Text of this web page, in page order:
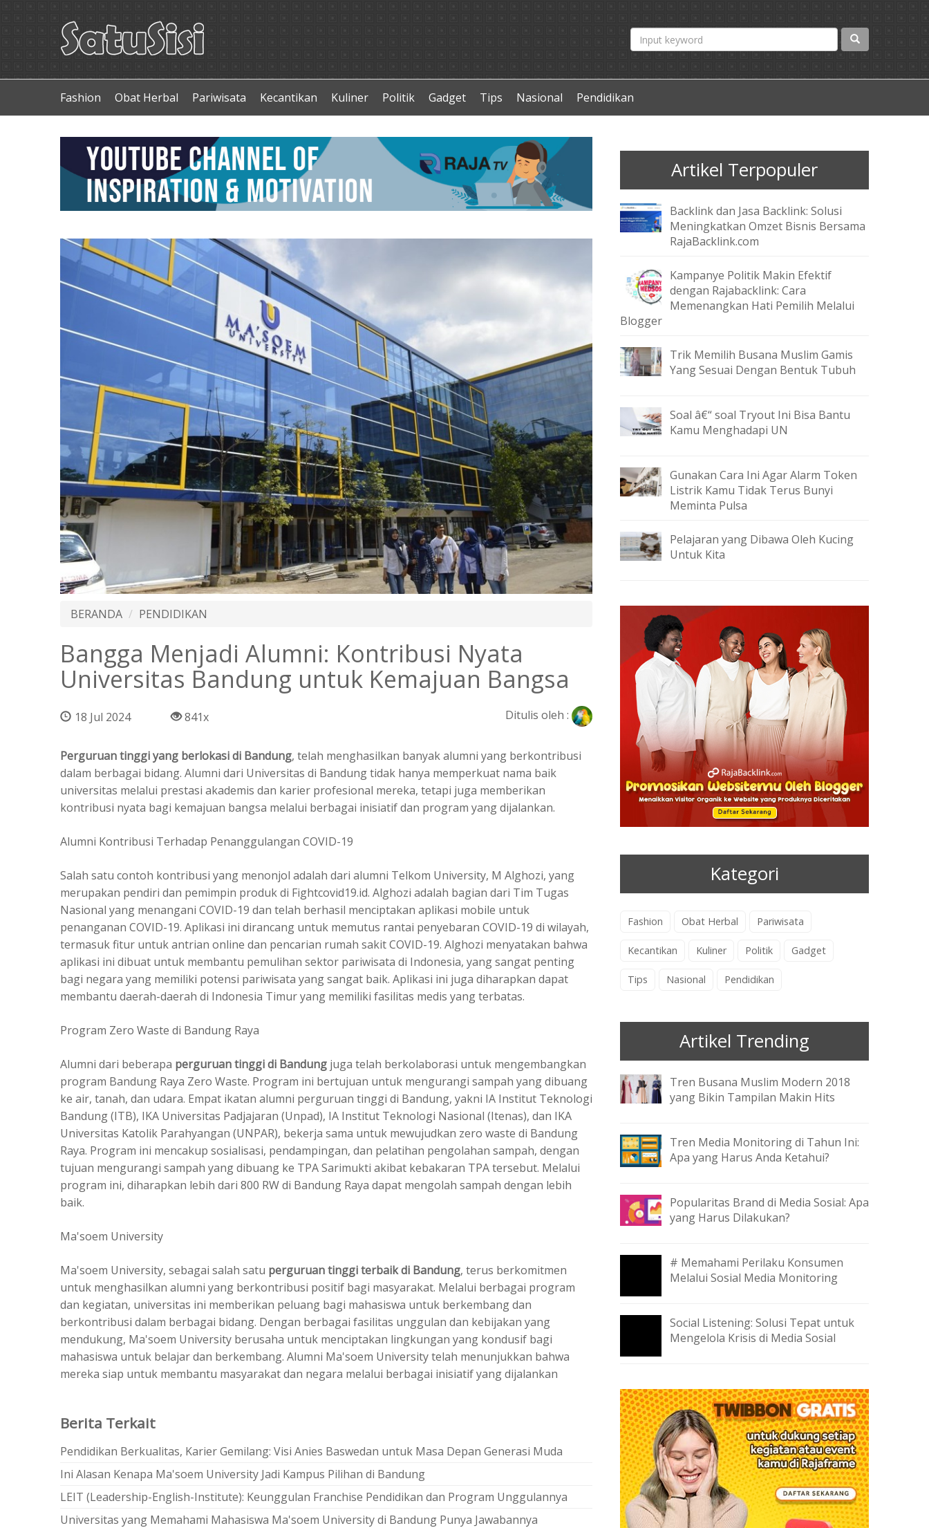
Fashion Obat Herbal Pariwisata Kecantikan Kuliner Politik Gadget Tips Nasional Pendidikan
BERANDA PENDIDIKAN
Bangga Menjadi Alumni: Kontribusi Nyata
Universitas Bandung untuk Kemajuan Bangsa
18 Jul 2024 841x Ditulis oleh :
Perguruan tinggi yang berlokasi di Bandung, telah menghasilkan banyak alumni yang berkontribusi
dalam berbagai bidang. Alumni dari Universitas di Bandung tidak hanya memperkuat nama baik
universitas melalui prestasi akademis dan karier profesional mereka, tetapi juga memberikan
kontribusi nyata bagi kemajuan bangsa melalui berbagai inisiatif dan program yang dijalankan.
Alumni Kontribusi Terhadap Penanggulangan COVID-19
Salah satu contoh kontribusi yang menonjol adalah dari alumni Telkom University, M Alghozi, yang
merupakan pendiri dan pemimpin produk di Fightcovid19.id. Alghozi adalah bagian dari Tim Tugas
Nasional yang menangani COVID-19 dan telah berhasil menciptakan aplikasi mobile untuk
penanganan COVID-19. Aplikasi ini dirancang untuk memutus rantai penyebaran COVID-19 di wilayah,
termasuk fitur untuk antrian online dan pencarian rumah sakit COVID-19. Alghozi menyatakan bahwa
aplikasi ini dibuat untuk membantu pemulihan sektor pariwisata di Indonesia, yang sangat penting
bagi negara yang memiliki potensi pariwisata yang sangat baik. Aplikasi ini juga diharapkan dapat
membantu daerah-daerah di Indonesia Timur yang memiliki fasilitas medis yang terbatas.
Program Zero Waste di Bandung Raya
Alumni dari beberapa perguruan tinggi di Bandung juga telah berkolaborasi untuk mengembangkan
program Bandung Raya Zero Waste. Program ini bertujuan untuk mengurangi sampah yang dibuang
ke air, tanah, dan udara. Empat ikatan alumni perguruan tinggi di Bandung, yakni IA Institut Teknologi
Bandung (ITB), IKA Universitas Padjajaran (Unpad), IA Institut Teknologi Nasional (Itenas), dan IKA
Universitas Katolik Parahyangan (UNPAR), bekerja sama untuk mewujudkan zero waste di Bandung
Raya. Program ini mencakup sosialisasi, pendampingan, dan pelatihan pengolahan sampah, dengan
tujuan mengurangi sampah yang dibuang ke TPA Sarimukti akibat kebakaran TPA tersebut. Melalui
program ini, diharapkan lebih dari 800 RW di Bandung Raya dapat mengolah sampah dengan lebih
baik.
Ma'soem University
Ma'soem University, sebagai salah satu perguruan tinggi terbaik di Bandung, terus berkomitmen
untuk menghasilkan alumni yang berkontribusi positif bagi masyarakat. Melalui berbagai program
dan kegiatan, universitas ini memberikan peluang bagi mahasiswa untuk berkembang dan
berkontribusi dalam berbagai bidang. Dengan berbagai fasilitas unggulan dan kebijakan yang
mendukung, Ma'soem University berusaha untuk menciptakan lingkungan yang kondusif bagi
mahasiswa untuk belajar dan berkembang. Alumni Ma'soem University telah menunjukkan bahwa
mereka siap untuk membantu masyarakat dan negara melalui berbagai inisiatif yang dijalankan
Berita Terkait
Pendidikan Berkualitas, Karier Gemilang: Visi Anies Baswedan untuk Masa Depan Generasi Muda
Ini Alasan Kenapa Ma'soem University Jadi Kampus Pilihan di Bandung
LEIT (Leadership-English-Institute): Keunggulan Franchise Pendidikan dan Program Unggulannya
Universitas yang Memahami Mahasiswa Ma'soem University di Bandung Punya Jawabannya
Artikel Terpopuler
Backlink dan Jasa Backlink: Solusi
Meningkatkan Omzet Bisnis Bersama
RajaBacklink.com
Kampanye Politik Makin Efektif
dengan Rajabacklink: Cara
Memenangkan Hati Pemilih Melalui
Blogger
Trik Memilih Busana Muslim Gamis
Yang Sesuai Dengan Bentuk Tubuh
Soal â€“ soal Tryout Ini Bisa Bantu
Kamu Menghadapi UN
Gunakan Cara Ini Agar Alarm Token
Listrik Kamu Tidak Terus Bunyi
Meminta Pulsa
Pelajaran yang Dibawa Oleh Kucing
Untuk Kita
Kategori
Fashion Obat Herbal Pariwisata
Kecantikan Kuliner Politik Gadget
Tips Nasional Pendidikan
Artikel Trending
Tren Busana Muslim Modern 2018
yang Bikin Tampilan Makin Hits
Tren Media Monitoring di Tahun Ini:
Apa yang Harus Anda Ketahui?
Popularitas Brand di Media Sosial: Apa
yang Harus Dilakukan?
# Memahami Perilaku Konsumen
Melalui Sosial Media Monitoring
Social Listening: Solusi Tepat untuk
Mengelola Krisis di Media Sosial